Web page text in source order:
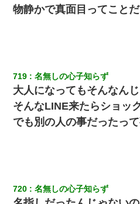
物静かで真面目ってこと
719 名無しの心子知らず
大人になってもそんなん
そんなLINE来たらショッ
でも別の人の事だったっ
720 名無しの心子知らず